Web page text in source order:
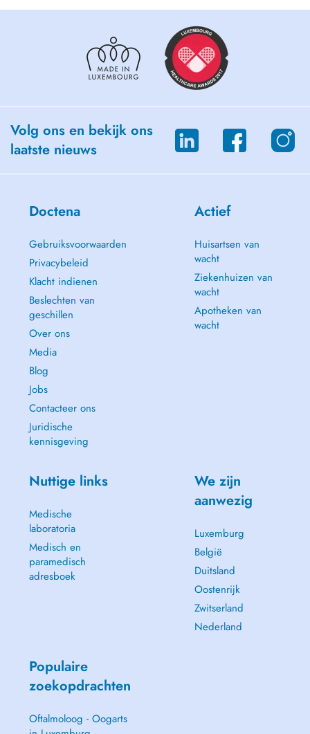
Volg ons en bekijk ons
laatste nieuws
Doctena
Gebruiksvoorwaarden
Privacybeleid
Klacht indienen
Beslechten van
geschillen
Over ons
Media
Blog
Jobs
Contacteer ons
Juridische
kennisgeving
Actief
Huisartsen van
wacht
Ziekenhuizen van
wacht
Apotheken van
wacht
Nuttige links
Medische
laboratoria
Medisch en
paramedisch
adresboek
We zijn
aanwezig
Luxemburg
België
Duitsland
Oostenrijk
Zwitserland
Nederland
Populaire
zoekopdrachten
Oftalmoloog - Oogarts